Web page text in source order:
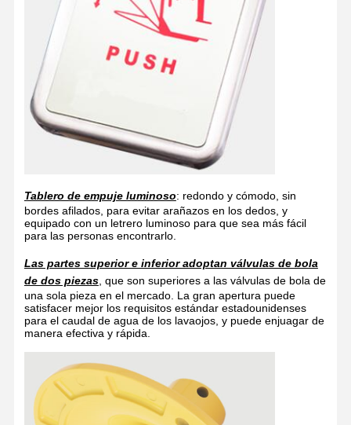
Tablero de empuje luminoso: redondo y cómodo, sin
bordes afilados, para evitar arañazos en los dedos, y
equipado con un letrero luminoso para que sea más fácil
para las personas encontrarlo.
Las partes superior e inferior adoptan válvulas de bola
de dos piezas, que son superiores a las válvulas de bola de
una sola pieza en el mercado. La gran apertura puede
satisfacer mejor los requisitos estándar estadounidenses
para el caudal de agua de los lavaojos, y puede enjuagar de
manera efectiva y rápida.